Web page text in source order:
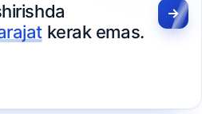
kerak emas.